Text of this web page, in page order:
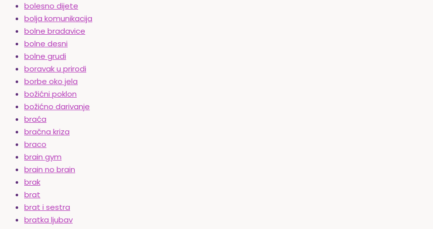
bolesno dijete
bolja komunikacija
bolne bradavice
bolne desni
bolne grudi
boravak u prirodi
borbe oko jela
božićni poklon
božićno darivanje
braća
bračna kriza
braco
brain gym
brain no brain
brak
brat
brat i sestra
bratka ljubav